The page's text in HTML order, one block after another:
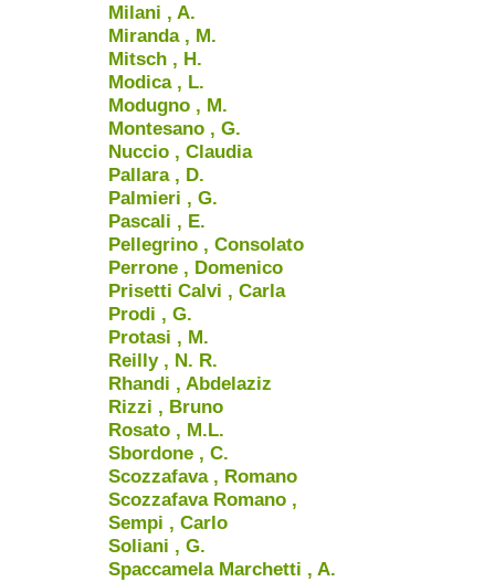
Milani , A.
Miranda , M.
Mitsch , H.
Modica , L.
Modugno , M.
Montesano , G.
Nuccio , Claudia
Pallara , D.
Palmieri , G.
Pascali , E.
Pellegrino , Consolato
Perrone , Domenico
Prisetti Calvi , Carla
Prodi , G.
Protasi , M.
Reilly , N. R.
Rhandi , Abdelaziz
Rizzi , Bruno
Rosato , M.L.
Sbordone , C.
Scozzafava , Romano
Scozzafava Romano ,
Sempi , Carlo
Soliani , G.
Spaccamela Marchetti , A.